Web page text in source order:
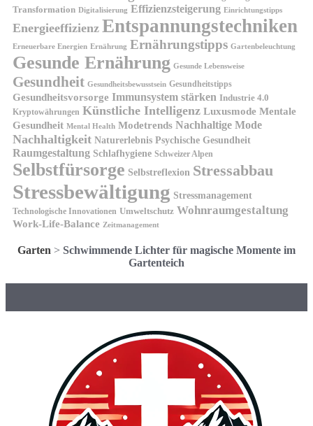
Transformation Digitalisierung Effizienzsteigerung Einrichtungstipps
Energieeffizienz Entspannungstechniken
Erneuerbare Energien Ernährung Ernährungstipps Gartenbeleuchtung
Gesunde Ernährung Gesunde Lebensweise
Gesundheit Gesundheitsbewusstsein Gesundheitstipps
Gesundheitsvorsorge Immunsystem stärken Industrie 4.0
Kryptowährungen Künstliche Intelligenz Luxusmode Mentale
Gesundheit Mental Health Modetrends Nachhaltige Mode
Nachhaltigkeit Naturerlebnis Psychische Gesundheit
Raumgestaltung Schlafhygiene Schweizer Alpen
Selbstfürsorge Selbstreflexion Stressabbau
Stressbewältigung Stressmanagement
Technologische Innovationen Umweltschutz Wohnraumgestaltung
Work-Life-Balance Zeitmanagement
Garten > Schwimmende Lichter für magische Momente im
Gartenteich